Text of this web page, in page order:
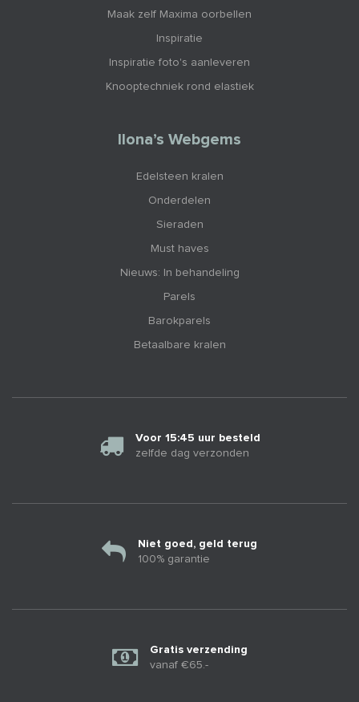
Maak zelf Maxima oorbellen
Inspiratie
Inspiratie foto's aanleveren
Knooptechniek rond elastiek
Ilona’s Webgems
Edelsteen kralen
Onderdelen
Sieraden
Must haves
Nieuws: In behandeling
Parels
Barokparels
Betaalbare kralen
Voor 15:45 uur besteld
zelfde dag verzonden
Niet goed, geld terug
100% garantie
Gratis verzending
vanaf €65.-